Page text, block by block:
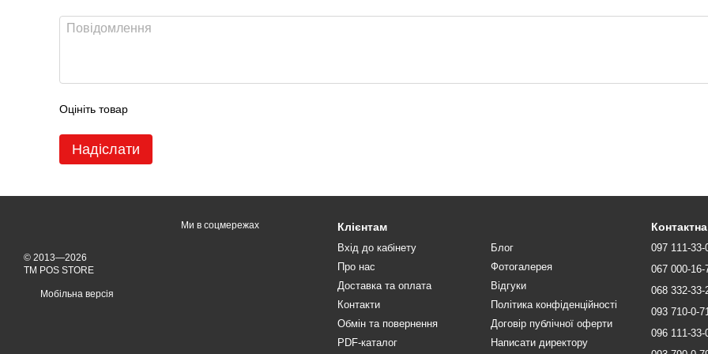
Оцініть товар
Надіслати
© 2013—2026
TM POS STORE
Мобільна версія
Ми в соцмережах Клієнтам
Вхід до кабінету
Про нас
Доставка та оплата
Контакти
Обмін та повернення
PDF-каталог
Блог
Фотогалерея
Відгуки
Політика конфіденційності
Договір публічної оферти
Написати директору
097 111-33-
067 000-16-
068 332-33-
093 710-0-
096 111-33-